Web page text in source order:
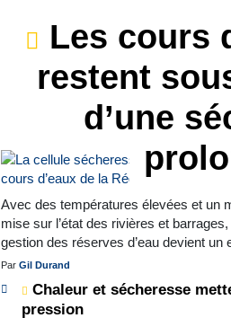
Les cours
restent
d’une
Avec des températures élevées et un
mise sur l’état des rivières et
gestion des réserves d’eau devient
Par Gil Durand
Chaleur et sécheresse
pression